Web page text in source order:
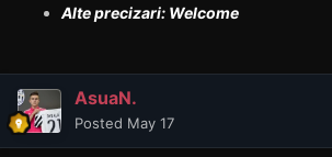
Alte precizari: Welcome
AsuaN.
Posted May 17